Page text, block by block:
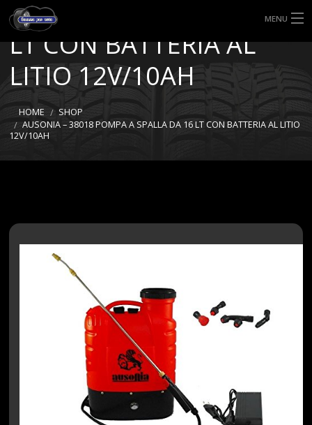
MENU
HOME
TIPI DI GOMME
MISURE GOMME
POMPA A SPALLA DA 16
LT CON BATTERIA AL
LITIO 12V/10AH
HOME
SHOP
AUSONIA – 38018 POMPA A SPALLA DA 16 LT CON BATTERIA AL LITIO
12V/10AH